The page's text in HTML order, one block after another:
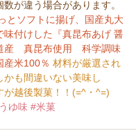
数が違う場合があります。
とソフトに揚げ、国産丸大
味付けした『真昆布あげ 醤
産　真昆布使用　科学調味
産米100％ 材料が厳選され
かも間違いない美味し
が越後製菓！！(=^・^=)
ゆ味 #米菓